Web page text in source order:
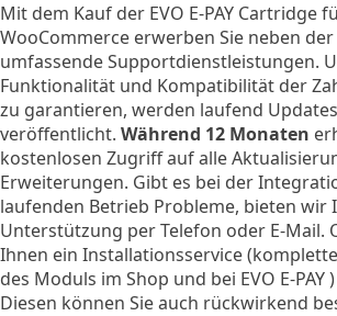
Mit dem Kauf der EVO E-PAY Cartridge
WooCommerce erwerben Sie neben der
umfassende Supportdienstleistungen.
Funktionalität und Kompatibilität der
zu garantieren, werden laufend
veröffentlicht. Während 12 Monaten
kostenlosen Zugriff auf alle
Erweiterungen. Gibt es bei der
laufenden Betrieb Probleme, bieten wir
Unterstützung per Telefon oder E-Mail.
Ihnen ein Installationsservice
des Moduls im Shop und bei EVO E-
Diesen können Sie auch rückwirkend